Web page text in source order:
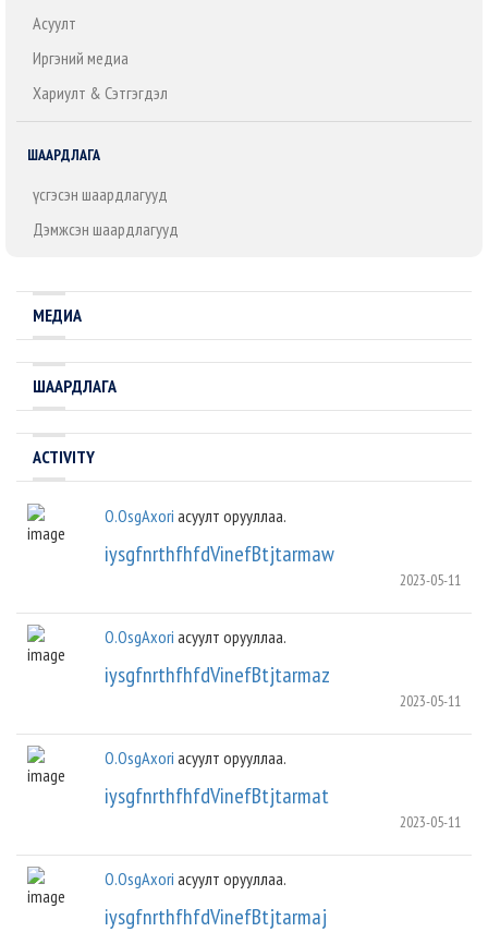
Асуулт
Иргэний медиа
Хариулт & Сэтгэгдэл
ШААРДЛАГА
Үүсгэсэн шаардлагууд
Дэмжсэн шаардлагууд
МЕДИА
ШААРДЛАГА
ACTIVITY
O.OsgAxori асуулт орууллаа.
iysgfnrthfhfdVinefBtjtarmaw
2023-05-11
O.OsgAxori асуулт орууллаа.
iysgfnrthfhfdVinefBtjtarmaz
2023-05-11
O.OsgAxori асуулт орууллаа.
iysgfnrthfhfdVinefBtjtarmat
2023-05-11
O.OsgAxori асуулт орууллаа.
iysgfnrthfhfdVinefBtjtarmaj